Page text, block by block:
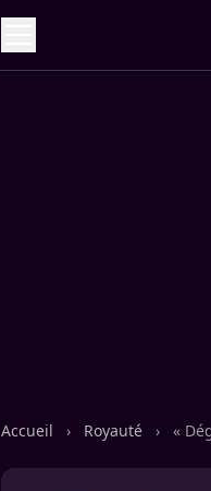
Accueil › Royauté › «